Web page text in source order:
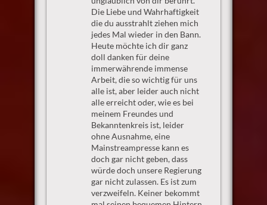
Die Liebe und Wahrhaftigkeit
die du ausstrahlt ziehen mich
jedes Mal wieder in den Bann.
Heute möchte ich dir ganz
doll danken für deine
immerwährende immense
Arbeit, die so wichtig für uns
alle ist, aber leider auch nicht
alle erreicht oder, wie es bei
meinem Freundes und
Bekanntenkreis ist, leider
ohne Ausnahme, eine
Mainstreampresse kann es
doch gar nicht geben, dass
würde doch unsere Regierung
gar nicht zulassen. Es ist zum
verzweifeln. Keiner bekommt